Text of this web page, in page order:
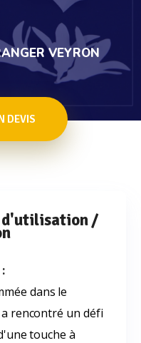
VEYRON
DEVIS
d'utilisation /
dans le
rencontré un défi
touche à